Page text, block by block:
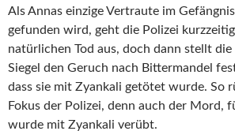
Als Annas einzige Vertraute im
gefunden wird, geht die Polizei
natürlichen Tod aus, doch dann stellt die
Siegel den Geruch nach Bittermandel
dass sie mit Zyankali getötet wurde. So
Fokus der Polizei, denn auch der Mord,
wurde mit Zyankali verübt.